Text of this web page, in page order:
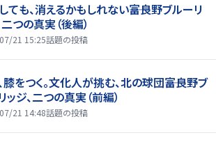
ても、消えるかもしれない――富良野ブルーリ
二つの真実（後編）
21 15:25話題の投稿
膝をつく。文化人が挑む、北の球団――富良野ブ
ッジ、二つの真実（前編）
21 14:48話題の投稿